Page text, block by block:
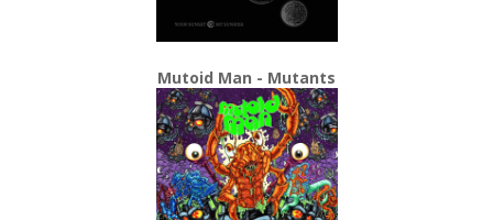
Mutoid Man - Mutants